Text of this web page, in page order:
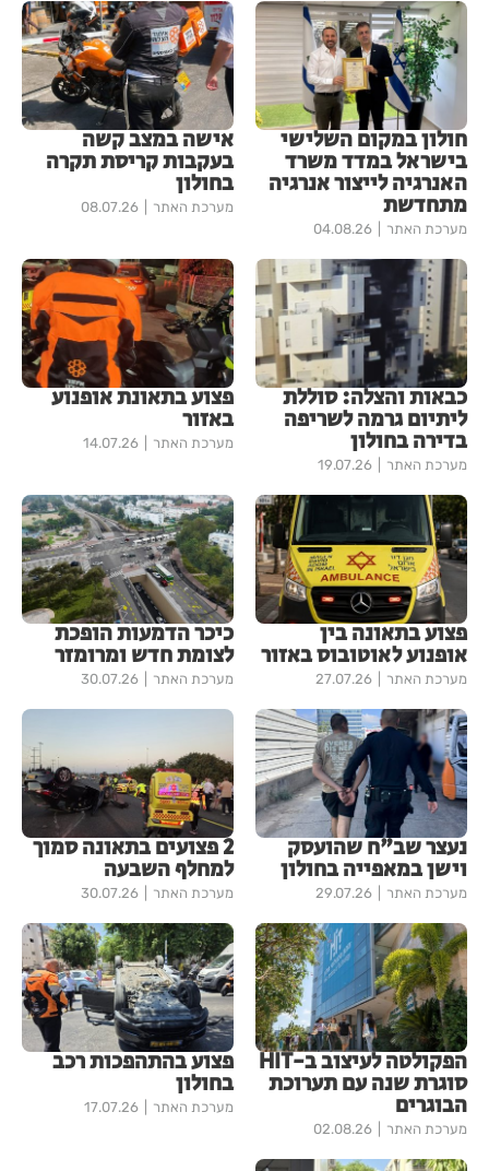
חולון במקום השלישי
בישראל במדד משרד
האנרגיה לייצור אנרגיה
מתחדשת
מערכת האתר 04.08.26
אישה במצב קשה
בעקבות קריסת תקרה
בחולון
מערכת האתר 08.07.26
כבאות והצלה: סוללת
ליתיום גרמה לשריפה
בדירה בחולון
מערכת האתר 19.07.26
פצוע בתאונת אופנוע
באזור
מערכת האתר 14.07.26
פצוע בתאונה בין
אופנוע לאוטובוס באזור
מערכת האתר 27.07.26
כיכר הדמעות הופכת
לצומת חדש ומרומזר
מערכת האתר 30.07.26
נעצר שב"ח שהועסק
וישן במאפייה בחולון
מערכת האתר 29.07.26
2 פצועים בתאונה סמוך
למחלף השבעה
מערכת האתר 30.07.26
הפקולטה לעיצוב ב-HIT
סוגרת שנה עם תערוכת
הבוגרים
מערכת האתר 02.08.26
פצוע בהתהפכות רכב
בחולון
מערכת האתר 17.07.26